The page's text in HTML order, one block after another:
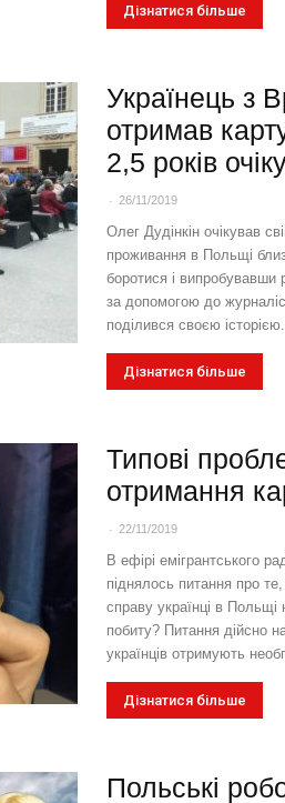
Дізнатися більше
Українець з
отримав
2,5 років
- 26/11/2019
Олег Дудінкін очікував
проживання в Польщі
боротися і випробувавши
за допомогою до
поділився своєю
Дізнатися більше
Типові
отримання
- 22/11/2019
В ефірі емігрантського
піднялось питання про
справу українці в
побиту? Питання дійсно
українців отримують
Дізнатися більше
Польські